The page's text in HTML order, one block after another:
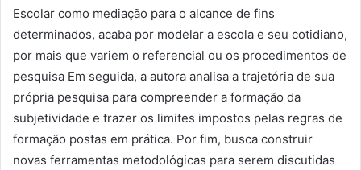
Escolar como mediação para o alcance de fins
determinados, acaba por modelar a escola e seu cotidiano,
por mais que variem o referencial ou os procedimentos de
pesquisa Em seguida, a autora analisa a trajetória de sua
própria pesquisa para compreender a formação da
subjetividade e trazer os limites impostos pelas regras de
formação postas em prática. Por fim, busca construir
novas ferramentas metodológicas para serem discutidas